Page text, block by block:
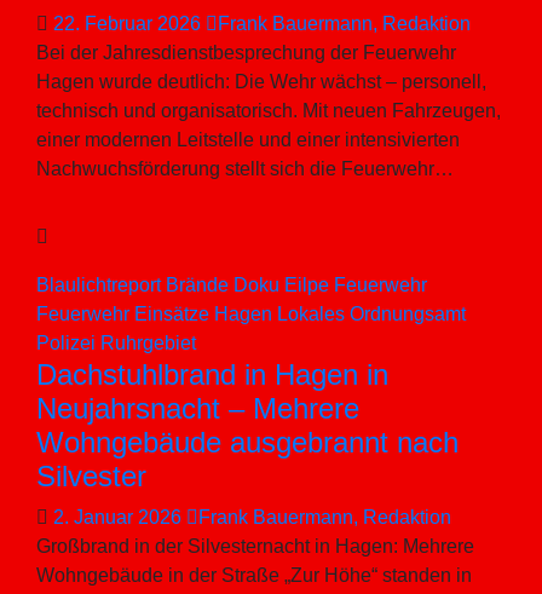
22. Februar 2026
Frank Bauermann, Redaktion
Bei der Jahresdienstbesprechung der Feuerwehr
Hagen wurde deutlich: Die Wehr wächst – personell,
technisch und organisatorisch. Mit neuen Fahrzeugen,
einer modernen Leitstelle und einer intensivierten
Nachwuchsförderung stellt sich die Feuerwehr…
Blaulichtreport Brände Doku Eilpe Feuerwehr
Feuerwehr Einsätze Hagen Lokales Ordnungsamt
Polizei Ruhrgebiet
Dachstuhlbrand in Hagen in
Neujahrsnacht – Mehrere
Wohngebäude ausgebrannt nach
Silvester
2. Januar 2026
Frank Bauermann, Redaktion
Großbrand in der Silvesternacht in Hagen: Mehrere
Wohngebäude in der Straße „Zur Höhe“ standen in